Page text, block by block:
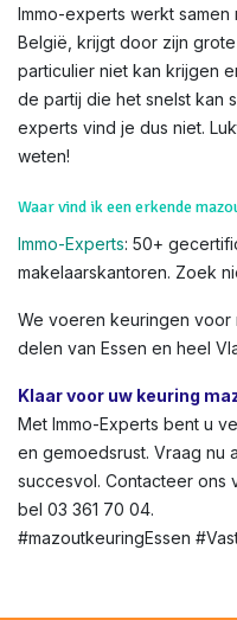
Immo-experts werkt samen
België, krijgt door zijn
particulier niet kan krijgen
de partij die het snelst kan
experts vind je dus niet.
weten!
Waar vind ik een erkende
Immo-Experts: 50+
makelaarskantoren. Zoek
We voeren keuringen voor
delen van Essen en heel
Klaar voor uw keuring
Met Immo-Experts bent u
en gemoedsrust. Vraag nu
succesvol. Contacteer ons
bel 03 361 70 04.
#mazoutkeuringEssen